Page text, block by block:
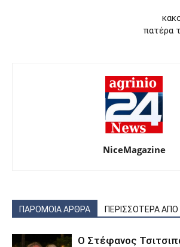
πατέρα
NiceMagazine
ΠΑΡΟΜΟΙΑ ΑΡΘΡΑ ΠΕΡΙΣΣΟΤΕΡΑ
Ο Στέφανος